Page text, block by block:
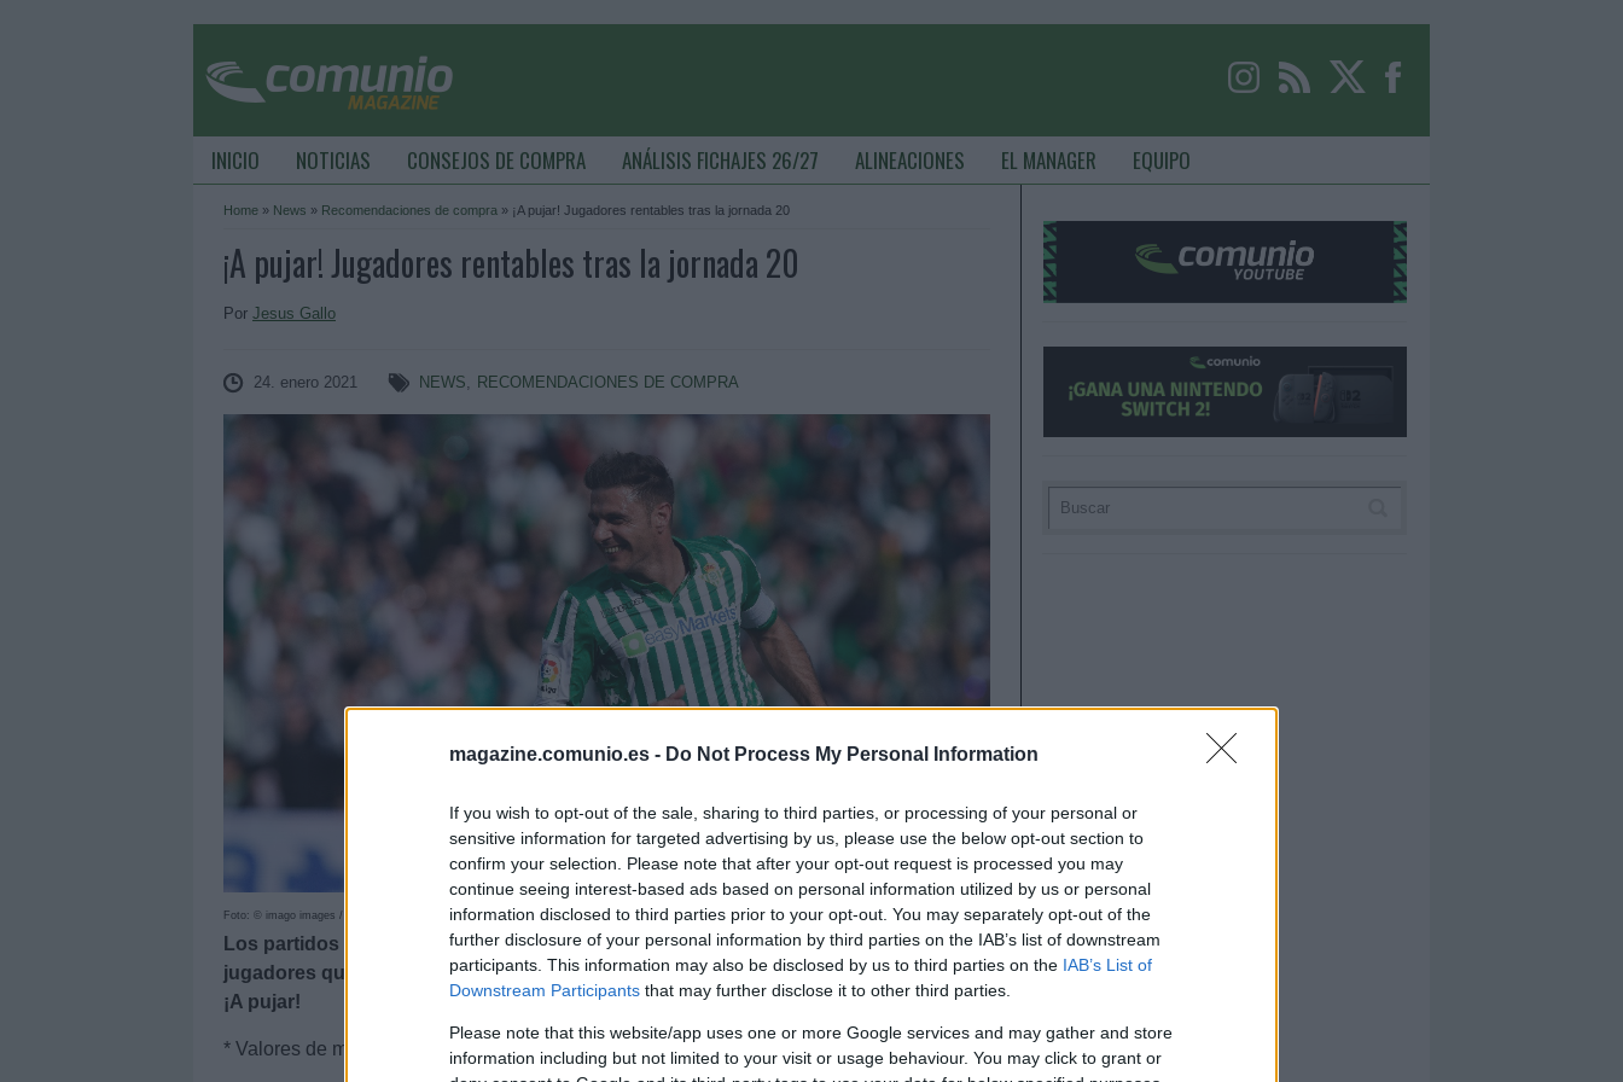
magazine.comunio.es - Do Not Process My Personal Information
If you wish to opt-out of the sale, sharing to third parties, or processing of your personal or
sensitive information for targeted advertising by us, please use the below opt-out section to
confirm your selection. Please note that after your opt-out request is processed you may
continue seeing interest-based ads based on personal information utilized by us or personal
information disclosed to third parties prior to your opt-out. You may separately opt-out of the
further disclosure of your personal information by third parties on the IAB’s list of downstream
participants. This information may also be disclosed by us to third parties on the IAB’s List of
Downstream Participants that may further disclose it to other third parties.
Please note that this website/app uses one or more Google services and may gather and store
information including but not limited to your visit or usage behaviour. You may click to grant or
INICIO NOTICIAS CONSEJOS DE COMPRA ANÁLISIS FICHAJES 26/27 ALINEACIONES EL MANAGER EQUIPO
Home » News » Recomendaciones de compra » ¡A pujar! Jugadores rentables tras la jornada 20
¡A pujar! Jugadores rentables tras la jornada 20
Por Jesus Gallo
24. enero 2021 NEWS, RECOMENDACIONES DE COMPRA
Foto: © imago images / ZUMA Wire
Los partidos del sábado de la jornada 20 nos dejaron un buen puñado de
jugadores que pueden ser rentables a partir de ahora como Joaquín, Isak o Hazard.
¡A pujar!
* Valores de mercado a 23/01